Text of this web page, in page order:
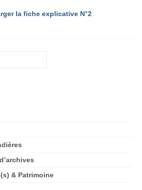
la fiche explicative N°2
& Patrimoine